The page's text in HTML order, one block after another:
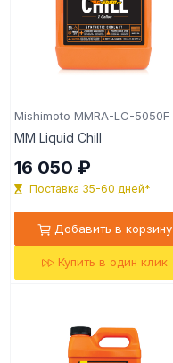
Mishimoto MMRA-LC-5050F
MM Liquid Chill
16 050 ₽
Поставка 35-60 дней*
Добавить в корзину
Купить в один клик